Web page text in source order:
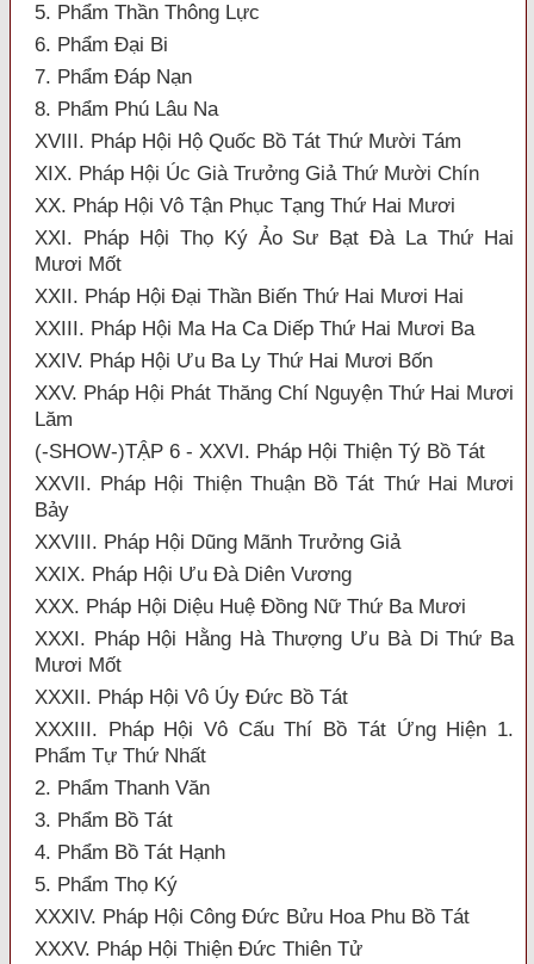
5. Phẩm Thần Thông Lực
6. Phẩm Đại Bi
7. Phẩm Đáp Nạn
8. Phẩm Phú Lâu Na
XVIII. Pháp Hội Hộ Quốc Bồ Tát Thứ Mười Tám
XIX. Pháp Hội Úc Già Trưởng Giả Thứ Mười Chín
XX. Pháp Hội Vô Tận Phục Tạng Thứ Hai Mươi
XXI. Pháp Hội Thọ Ký Ảo Sư Bạt Đà La Thứ Hai
Mươi Mốt
XXII. Pháp Hội Đại Thần Biến Thứ Hai Mươi Hai
XXIII. Pháp Hội Ma Ha Ca Diếp Thứ Hai Mươi Ba
XXIV. Pháp Hội Ưu Ba Ly Thứ Hai Mươi Bốn
XXV. Pháp Hội Phát Thăng Chí Nguyện Thứ Hai Mươi
Lăm
(-SHOW-)TẬP 6 - XXVI. Pháp Hội Thiện Tý Bồ Tát
XXVII. Pháp Hội Thiện Thuận Bồ Tát Thứ Hai Mươi
Bảy
XXVIII. Pháp Hội Dũng Mãnh Trưởng Giả
XXIX. Pháp Hội Ưu Đà Diên Vương
XXX. Pháp Hội Diệu Huệ Đồng Nữ Thứ Ba Mươi
XXXI. Pháp Hội Hằng Hà Thượng Ưu Bà Di Thứ Ba
Mươi Mốt
XXXII. Pháp Hội Vô Úy Đức Bồ Tát
XXXIII. Pháp Hội Vô Cấu Thí Bồ Tát Ứng Hiện 1.
Phẩm Tự Thứ Nhất
2. Phẩm Thanh Văn
3. Phẩm Bồ Tát
4. Phẩm Bồ Tát Hạnh
5. Phẩm Thọ Ký
XXXIV. Pháp Hội Công Đức Bửu Hoa Phu Bồ Tát
XXXV. Pháp Hội Thiện Đức Thiên Tử